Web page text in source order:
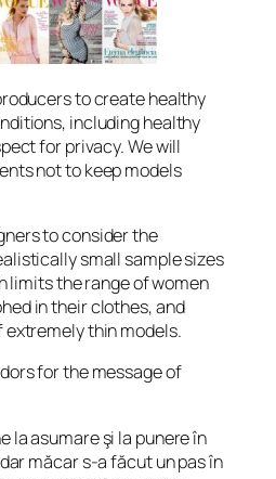
to create healthy
including healthy
for privacy. We will
not to keep models
to consider the
small sample sizes
limits the range of women
in their clothes, and
thin models.
for the message of
la asumare şi la punere în
măcar s-a făcut un pas în